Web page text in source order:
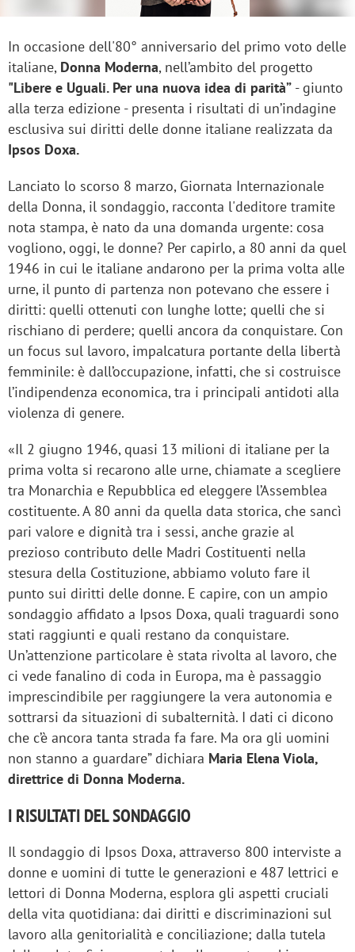
In occasione dell'80° anniversario del primo voto delle
italiane, Donna Moderna, nell’ambito del progetto
"Libere e Uguali. Per una nuova idea di parità” - giunto
alla terza edizione - presenta i risultati di un’indagine
esclusiva sui diritti delle donne italiane realizzata da
Ipsos Doxa.
Lanciato lo scorso 8 marzo, Giornata Internazionale
della Donna, il sondaggio, racconta l'deditore tramite
nota stampa, è nato da una domanda urgente: cosa
vogliono, oggi, le donne? Per capirlo, a 80 anni da quel
1946 in cui le italiane andarono per la prima volta alle
urne, il punto di partenza non potevano che essere i
diritti: quelli ottenuti con lunghe lotte; quelli che si
rischiano di perdere; quelli ancora da conquistare. Con
un focus sul lavoro, impalcatura portante della libertà
femminile: è dall’occupazione, infatti, che si costruisce
l’indipendenza economica, tra i principali antidoti alla
violenza di genere.
«Il 2 giugno 1946, quasi 13 milioni di italiane per la
prima volta si recarono alle urne, chiamate a scegliere
tra Monarchia e Repubblica ed eleggere l’Assemblea
costituente. A 80 anni da quella data storica, che sancì
pari valore e dignità tra i sessi, anche grazie al
prezioso contributo delle Madri Costituenti nella
stesura della Costituzione, abbiamo voluto fare il
punto sui diritti delle donne. E capire, con un ampio
sondaggio affidato a Ipsos Doxa, quali traguardi sono
stati raggiunti e quali restano da conquistare.
Un’attenzione particolare è stata rivolta al lavoro, che
ci vede fanalino di coda in Europa, ma è passaggio
imprescindibile per raggiungere la vera autonomia e
sottrarsi da situazioni di subalternità. I dati ci dicono
che c’è ancora tanta strada fa fare. Ma ora gli uomini
non stanno a guardare” dichiara Maria Elena Viola,
direttrice di Donna Moderna.
I RISULTATI DEL SONDAGGIO
Il sondaggio di Ipsos Doxa, attraverso 800 interviste a
donne e uomini di tutte le generazioni e 487 lettrici e
lettori di Donna Moderna, esplora gli aspetti cruciali
della vita quotidiana: dai diritti e discriminazioni sul
lavoro alla genitorialità e conciliazione; dalla tutela